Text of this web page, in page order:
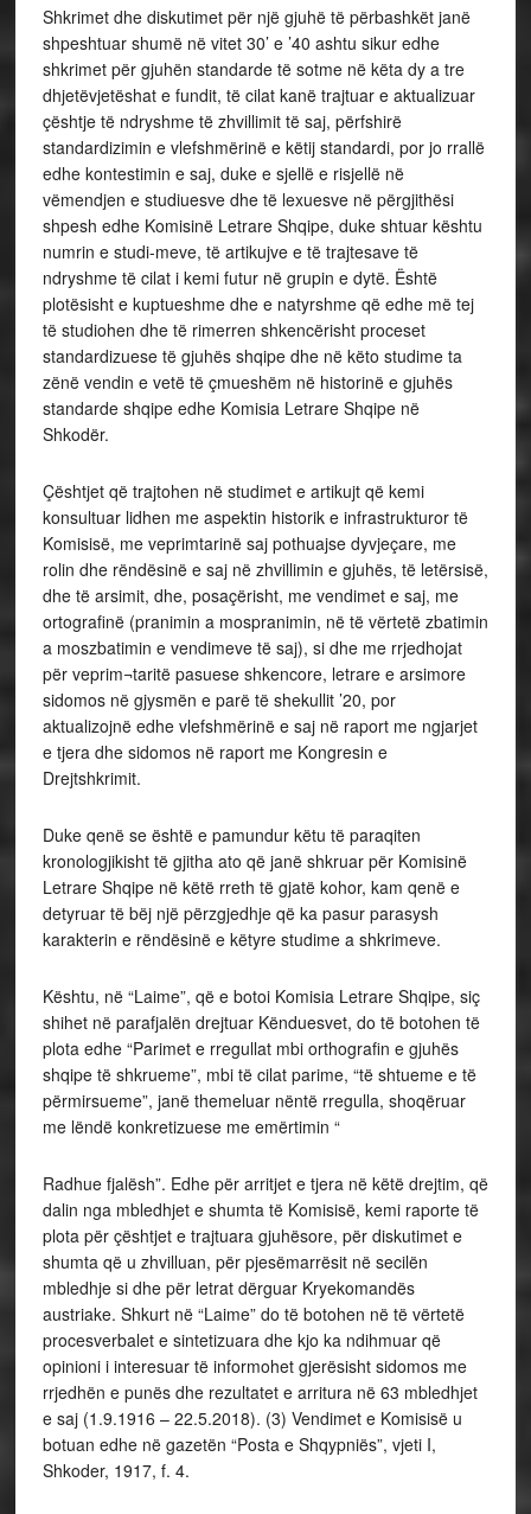
Shkrimet dhe diskutimet për një gjuhë të përbashkët janë
shpeshtuar shumë në vitet 30’ e ’40 ashtu sikur edhe
shkrimet për gjuhën standarde të sotme në këta dy a tre
dhjetëvjetëshat e fundit, të cilat kanë trajtuar e aktualizuar
çështje të ndryshme të zhvillimit të saj, përfshirë
standardizimin e vlefshmërinë e këtij standardi, por jo rrallë
edhe kontestimin e saj, duke e sjellë e risjellë në
vëmendjen e studiuesve dhe të lexuesve në përgjithësi
shpesh edhe Komisinë Letrare Shqipe, duke shtuar kështu
numrin e studi-meve, të artikujve e të trajtesave të
ndryshme të cilat i kemi futur në grupin e dytë. Është
plotësisht e kuptueshme dhe e natyrshme që edhe më tej
të studiohen dhe të rimerren shkencërisht proceset
standardizuese të gjuhës shqipe dhe në këto studime ta
zënë vendin e vetë të çmueshëm në historinë e gjuhës
standarde shqipe edhe Komisia Letrare Shqipe në
Shkodër.
Çështjet që trajtohen në studimet e artikujt që kemi
konsultuar lidhen me aspektin historik e infrastrukturor të
Komisisë, me veprimtarinë saj pothuajse dyvjeçare, me
rolin dhe rëndësinë e saj në zhvillimin e gjuhës, të letërsisë,
dhe të arsimit, dhe, posaçërisht, me vendimet e saj, me
ortografinë (pranimin a mospranimin, në të vërtetë zbatimin
a moszbatimin e vendimeve të saj), si dhe me rrjedhojat
për veprim¬taritë pasuese shkencore, letrare e arsimore
sidomos në gjysmën e parë të shekullit ’20, por
aktualizojnë edhe vlefshmërinë e saj në raport me ngjarjet
e tjera dhe sidomos në raport me Kongresin e
Drejtshkrimit.
Duke qenë se është e pamundur këtu të paraqiten
kronologjikisht të gjitha ato që janë shkruar për Komisinë
Letrare Shqipe në këtë rreth të gjatë kohor, kam qenë e
detyruar të bëj një përzgjedhje që ka pasur parasysh
karakterin e rëndësinë e këtyre studime a shkrimeve.
Kështu, në “Laime”, që e botoi Komisia Letrare Shqipe, siç
shihet në parafjalën drejtuar Kënduesvet, do të botohen të
plota edhe “Parimet e rregullat mbi orthografin e gjuhës
shqipe të shkrueme”, mbi të cilat parime, “të shtueme e të
përmirsueme”, janë themeluar nëntë rregulla, shoqëruar
me lëndë konkretizuese me emërtimin “
Radhue fjalësh”. Edhe për arritjet e tjera në këtë drejtim, që
dalin nga mbledhjet e shumta të Komisisë, kemi raporte të
plota për çështjet e trajtuara gjuhësore, për diskutimet e
shumta që u zhvilluan, për pjesëmarrësit në secilën
mbledhje si dhe për letrat dërguar Kryekomandës
austriake. Shkurt në “Laime” do të botohen në të vërtetë
procesverbalet e sintetizuara dhe kjo ka ndihmuar që
opinioni i interesuar të informohet gjerësisht sidomos me
rrjedhën e punës dhe rezultatet e arritura në 63 mbledhjet
e saj (1.9.1916 – 22.5.2018). (3) Vendimet e Komisisë u
botuan edhe në gazetën “Posta e Shqypniës”, vjeti I,
Shkoder, 1917, f. 4.